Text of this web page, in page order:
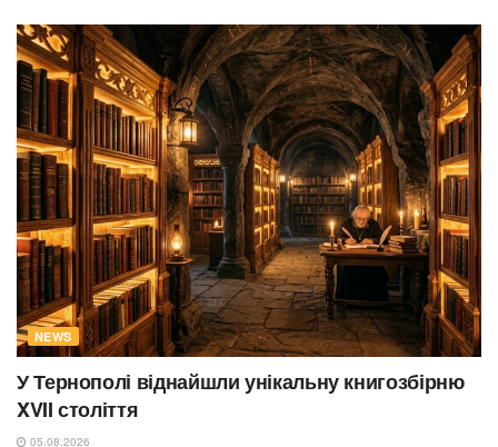
NEWS
У Тернополі віднайшли унікальну книгозбірню
XVII століття
05.08.2026